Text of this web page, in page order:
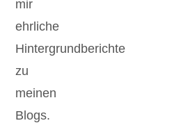
mir
ehrliche
Hintergrundberichte
zu
meinen
Blogs.